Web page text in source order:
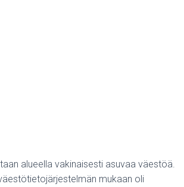
alueella vakinaisesti asuvaa väestöä.
mukaan oli